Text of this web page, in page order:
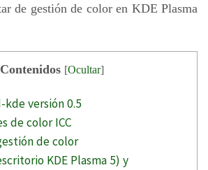
de gestión de color en KDE Plasma
Contenidos [Ocultar]
kde versión 0.5
de color ICC
de color
KDE Plasma 5) y